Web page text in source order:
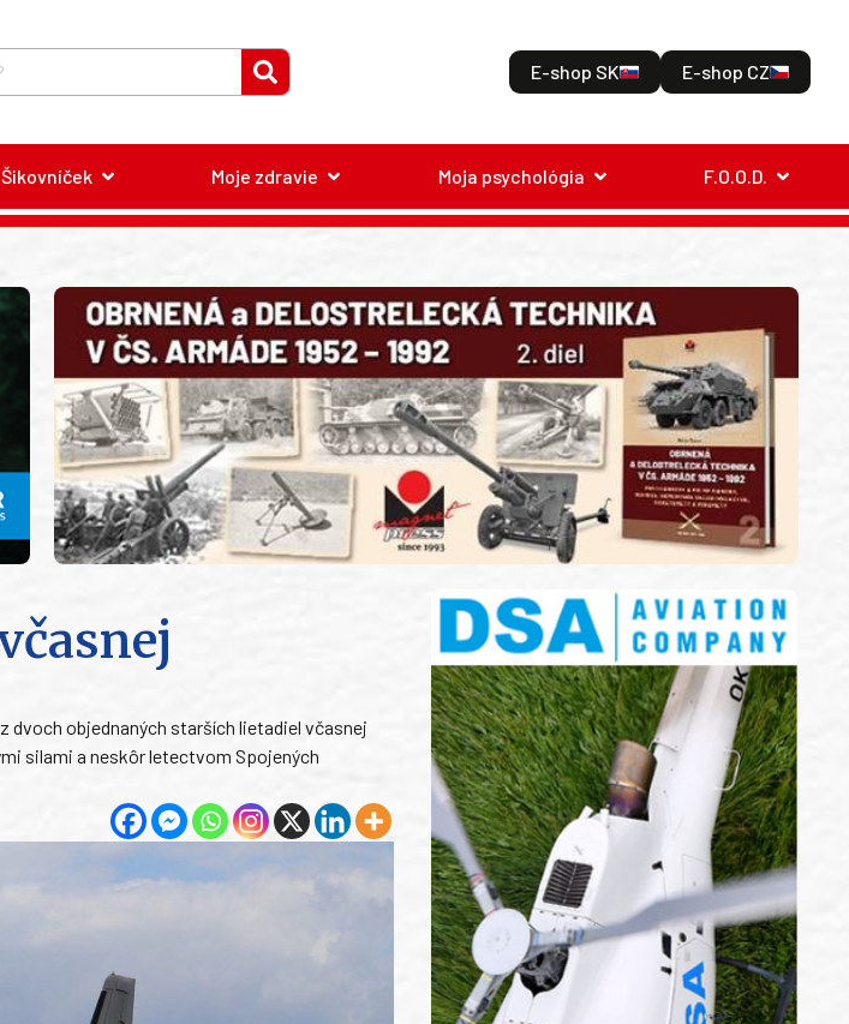
E-shop SK E-shop CZ
Šikovníček Moje zdravie Moja psychológia F.O.O.D.
dvoch objednaných starších lietadiel včasnej
silami a neskôr letectvom Spojených